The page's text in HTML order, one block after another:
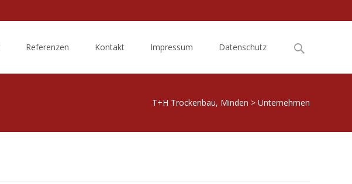
Referenzen Kontakt Impressum Datenschutz
Search
T+H Trockenbau, Minden > Unternehmen